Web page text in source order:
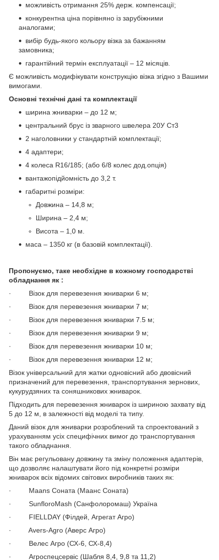
можливість отримання 25% держ. компенсації;
конкурентна ціна порівняно із зарубіжними
аналогами;
вибір будь-якого кольору візка за бажанням
замовника;
гарантійний термін експлуатації – 12 місяців.
Є можливість модифікувати конструкцію візка згідно з Вашими
вимогами.
Основні технічні дані та комплектації
ширина жниварки – до 12 м;
центральний брус із зварного швелера 20У Ст3
2 наголовники у стандартній комплектації;
4 адаптери;
4 колеса R16/185; (або 6/8 колес дод.опція)
вантажопідйомність до 3,2 т.
габаритні розміри:
Довжина – 14,8 м;
Ширина – 2,4 м;
Висота – 1,0 м.
маса – 1350 кг (в базовій комплектації).
Пропонуємо, таке необхідне в кожному господарстві
обладнання як :
· Візок для перевезення жниварки 6 м;
· Візок для перевезення жниварки 7 м;
· Візок для перевезення жниварки 7.5 м;
· Візок для перевезення жниварки 9 м;
· Візок для перевезення жниварки 10 м;
· Візок для перевезення жниварки 12 м;
Візок універсальний для жатки одновісний або двовісний
призначений для перевезення, транспортування зернових,
кукурудзяних та соняшникових жниварок.
Підходить для перевезення жниварок із шириною захвату від
5 до 12 м, в залежності від моделі та типу.
Даний візок для жниварки розроблений та спроектований з
урахуванням усіх специфічних вимог до транспортування
такого обладнання.
Він має регульовану довжину та зміну положення адаптерів,
що дозволяє налаштувати його під конкретні розміри
жниварок всіх відомих світових виробників таких як:
· Maans Соната (Маанс Соната)
· SunfloroMash (Санфолоромаш) Україна
· FIELLDAY (Філдей, Агрегат Агро)
· Avers-Agro (Аверс Агро)
· Велес Агро (СХ-6, СХ-8,4)
· Агроспецсервіс (Шабля 8,4, 9,8 та 11,2)